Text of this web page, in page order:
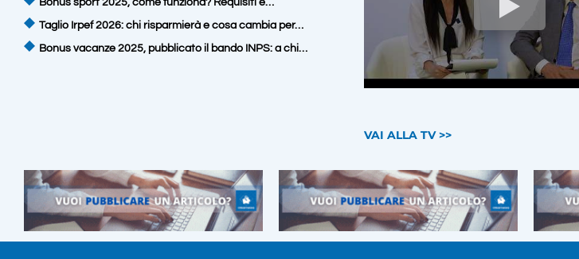
Taglio Irpef 2026: chi risparmierà e cosa cambia per…
Bonus vacanze 2025, pubblicato il bando INPS: a chi…
VAI ALLA TV >>